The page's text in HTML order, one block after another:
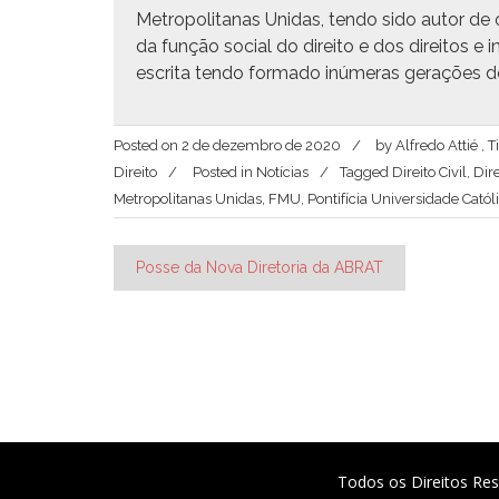
Met­ro­pol­i­tanas Unidas, ten­do sido autor
da função social do dire­ito e dos dire­itos e
escri­ta ten­do for­ma­do inúmeras ger­ações
Posted on 2 de dezembro de 2020 by Alfredo Attié ,
Direito
Posted in Notícias Tagged Direito Civil
Metropolitanas Unidas FMU Pontifícia Universidade
Navegação
Posse da Nova Diretoria da ABRAT
Todos os Direitos